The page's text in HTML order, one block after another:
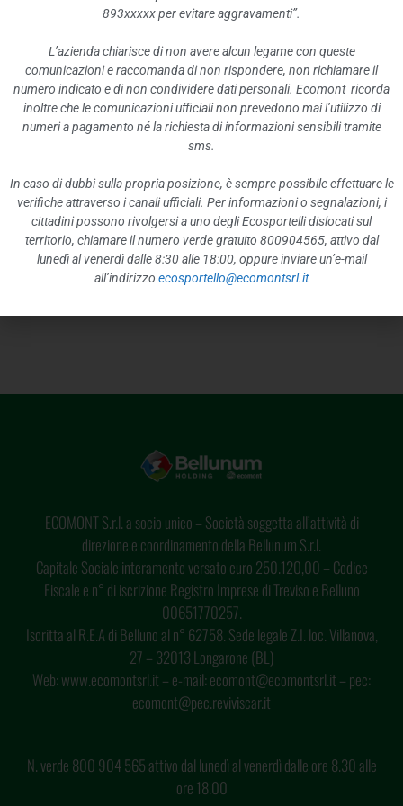
Domegge di Cadore, Longarone, Pieve di
a nuova comunicazione.
Sarà garantito il servizio di raccolta stradale
e/o porta a porta dei rifiuti urbani.
Confidando nella comprensione e
collaborazione di tutti in questa situazione di
emergenza, ci scusiamo per i possibili disagi.
PRECEDENTE SUCCESSIVO
ECOMONT S.r.l. a socio unico – Società soggetta all’attività di
direzione e coordinamento della Bellunum S.r.l.
Capitale Sociale interamente versato euro 250.120,00 – Codice
Fiscale e n° di iscrizione Registro Imprese di Treviso e Belluno
00651770257.
Iscritta al R.E.A di Belluno al n° 62758. Sede legale Z.I. loc. Villanova,
27 – 32013 Longarone (BL)
Web: www.ecomontsrl.it – e-mail: ecomont@ecomontsrl.it – pec:
ecomont@pec.reviviscar.it
N. verde 800 904 565 attivo dal lunedì al venerdì dalle ore 8.30 alle
ore 18.00
893xxxxx per evitare aggravamenti”.
L’azienda chiarisce di non avere alcun legame con queste
comunicazioni e raccomanda di non rispondere, non richiamare il
numero indicato e di non condividere dati personali. Ecomont ricorda
inoltre che le comunicazioni ufficiali non prevedono mai l’utilizzo di
numeri a pagamento né la richiesta di informazioni sensibili tramite
sms.
In caso di dubbi sulla propria posizione, è sempre possibile effettuare le
verifiche attraverso i canali ufficiali. Per informazioni o segnalazioni, i
cittadini possono rivolgersi a uno degli Ecosportelli dislocati sul
territorio, chiamare il numero verde gratuito 800904565, attivo dal
lunedì al venerdì dalle 8:30 alle 18:00, oppure inviare un’e-mail
all’indirizzo ecosportello@ecomontsrl.it